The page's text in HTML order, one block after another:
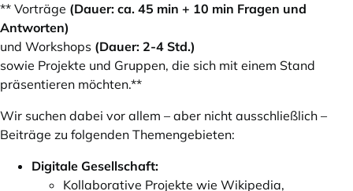
** Vorträge (Dauer: ca. 45 min + 10 min Fragen und
Antworten)
und Workshops (Dauer: 2-4 Std.)
sowie Projekte und Gruppen, die sich mit einem Stand
präsentieren möchten.**
Wir suchen dabei vor allem – aber nicht ausschließlich –
Beiträge zu folgenden Themengebieten:
Digitale Gesellschaft:
Kollaborative Projekte wie Wikipedia,